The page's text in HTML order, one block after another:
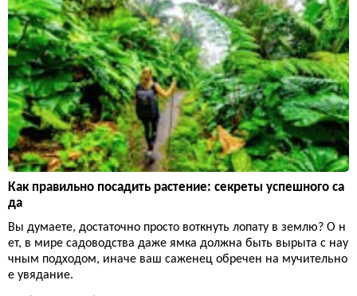
Как правильно посадить растение: секреты успешного са
да
Вы думаете, достаточно просто воткнуть лопату в землю? О н
ет, в мире садоводства даже ямка должна быть вырыта с нау
чным подходом, иначе ваш саженец обречен на мучительно
е увядание.